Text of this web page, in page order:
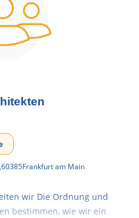
,60385Frankfurt am Main
wir Die Ordnung und
bestimmen, wie wir ein